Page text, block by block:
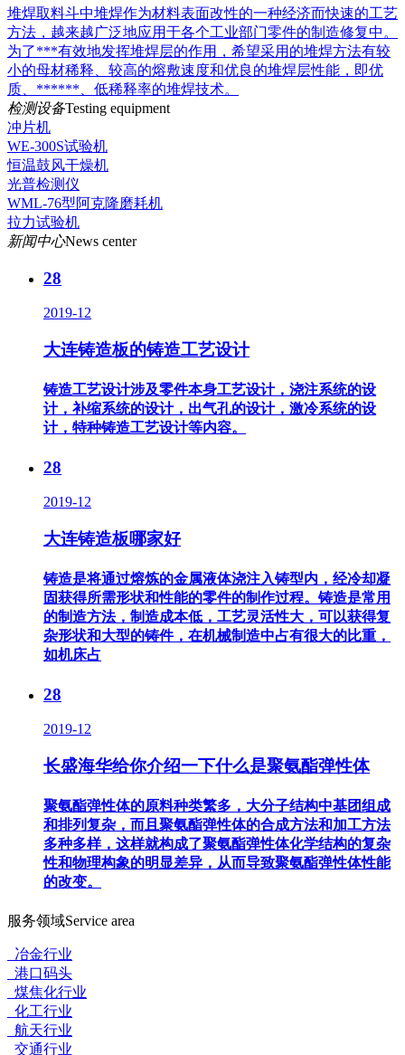
堆焊取料斗中堆焊作为材料表面改性的一种经济而快速的工艺
方法，越来越广泛地应用于各个工业部门零件的制造修复中。
为了***有效地发挥堆焊层的作用，希望采用的堆焊方法有较
小的母材稀释、较高的熔敷速度和优良的堆焊层性能，即优
质、******、低稀释率的堆焊技术。
检测设备Testing equipment
冲片机
WE-300S试验机
恒温鼓风干燥机
光普检测仪
WML-76型阿克隆磨耗机
拉力试验机
新闻中心News center
28
2019-12
大连铸造板的铸造工艺设计
铸造工艺设计涉及零件本身工艺设计，浇注系统的设
计，补缩系统的设计，出气孔的设计，激冷系统的设
计，特种铸造工艺设计等内容。
28
2019-12
大连铸造板哪家好
铸造是将通过熔炼的金属液体浇注入铸型内，经冷却凝
固获得所需形状和性能的零件的制作过程。铸造是常用
的制造方法，制造成本低，工艺灵活性大，可以获得复
杂形状和大型的铸件，在机械制造中占有很大的比重，
如机床占
28
2019-12
长盛海华给你介绍一下什么是聚氨酯弹性体
聚氨酯弹性体的原料种类繁多，大分子结构中基团组成
和排列复杂，而且聚氨酯弹性体的合成方法和加工方法
多种多样，这样就构成了聚氨酯弹性体化学结构的复杂
性和物理构象的明显差异，从而导致聚氨酯弹性体性能
的改变。
服务领域Service area
冶金行业
港口码头
煤焦化行业
化工行业
航天行业
交通行业